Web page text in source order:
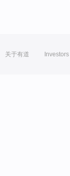
关于有道 Investors